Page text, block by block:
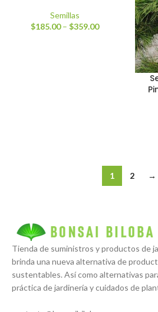
Semillas
$185.00 – $359.00
1 2 →
Tienda de suministros y productos de
brinda una nueva alternativa de
sustentables. Así como alternativas
práctica de jardinería y cuidados de